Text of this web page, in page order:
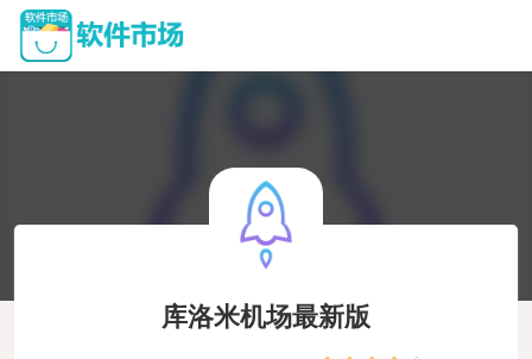
库洛米机场最新版